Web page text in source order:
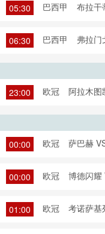
05:30 巴西甲 布拉干
06:30 巴西甲 弗拉门
23:00
欧冠 阿拉木图
00:00
欧冠 萨巴赫
00:00 欧冠 博德闪耀
01:00 欧冠 考诺萨基